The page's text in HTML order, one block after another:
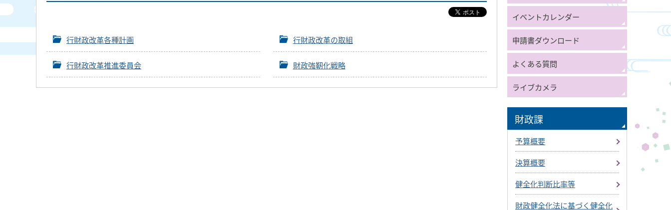
行財政改革各種計画 行財政改革の取組
行財政改革推進委員会 財政強靭化戦略
イベントカレンダー
申請書ダウンロード
よくある質問
ライブカメラ
財政課
予算概要
決算概要
健全化判断比率等
財政健全化法に基づく健全化